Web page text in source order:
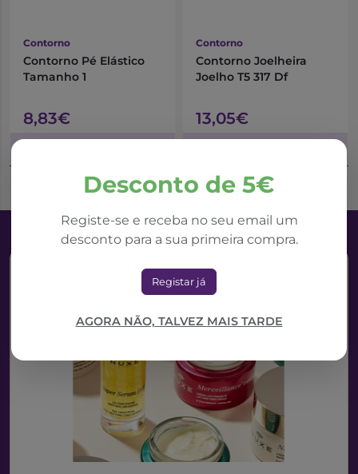
Desconto de 5€
Registe-se e receba no seu email um
desconto para a sua primeira compra.
Registar já
AGORA NÃO, TALVEZ MAIS TARDE
Contorno
Contorno Pé Elástico
Tamanho 1
8,83€
Contorno
Contorno Joelheira
Joelho T5 317 Df
13,05€